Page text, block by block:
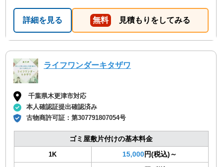
詳細を見る 無料 見積もりをしてみる
ライフワンダーキタザワ
千葉県木更津市対応
本人確認証提出確認済み
古物商許可証：第307791807054号
ゴミ屋敷片付けの基本料金
1K 15,000円(税込)～